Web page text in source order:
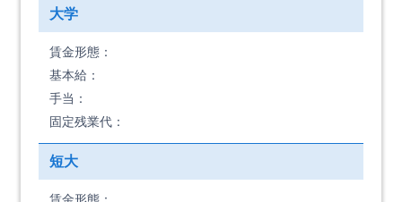
大学
賃金形態：
基本給：
手当：
固定残業代：
短大